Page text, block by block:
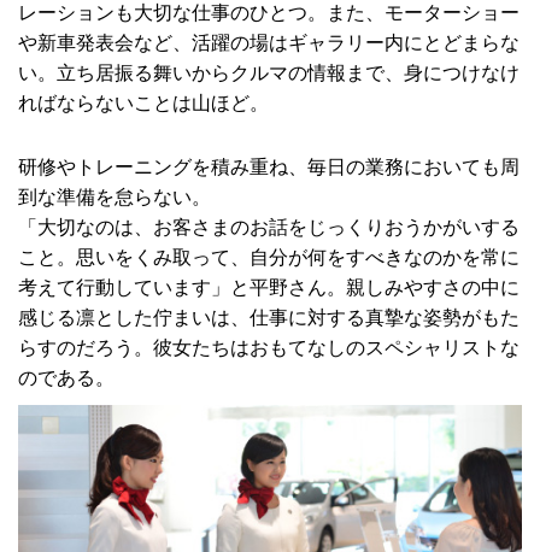
レーションも大切な仕事のひとつ。また、モーターショー
や新車発表会など、活躍の場はギャラリー内にとどまらな
い。立ち居振る舞いからクルマの情報まで、身につけなけ
ればならないことは山ほど。
研修やトレーニングを積み重ね、毎日の業務においても周
到な準備を怠らない。
「大切なのは、お客さまのお話をじっくりおうかがいする
こと。思いをくみ取って、自分が何をすべきなのかを常に
考えて行動しています」と平野さん。親しみやすさの中に
感じる凛とした佇まいは、仕事に対する真摯な姿勢がもた
らすのだろう。彼女たちはおもてなしのスペシャリストな
のである。